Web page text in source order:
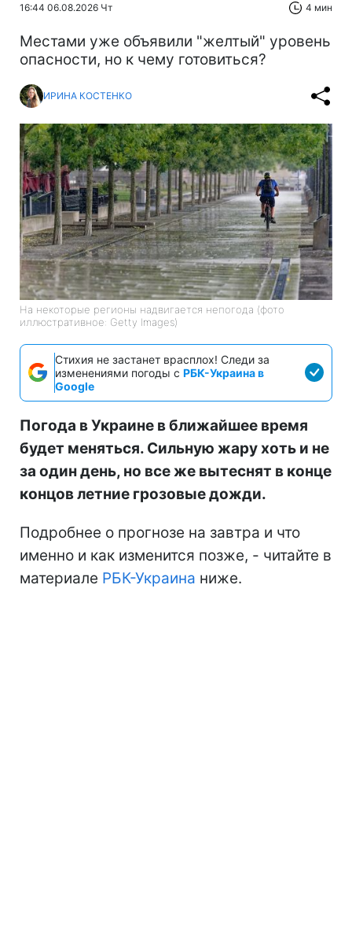
16:44 06.08.2026 Чт 4 мин
Местами уже объявили "желтый" уровень
опасности, но к чему готовиться?
ИРИНА КОСТЕНКО
На некоторые регионы надвигается непогода (фото
иллюстративное: Getty Images)
Стихия не застанет врасплох! Следи за
изменениями погоды с РБК-Украина в
Google
Погода в Украине в ближайшее время
будет меняться. Сильную жару хоть и не
за один день, но все же вытеснят в конце
концов летние грозовые дожди.
Подробнее о прогнозе на завтра и что
именно и как изменится позже, - читайте в
материале РБК-Украина ниже.